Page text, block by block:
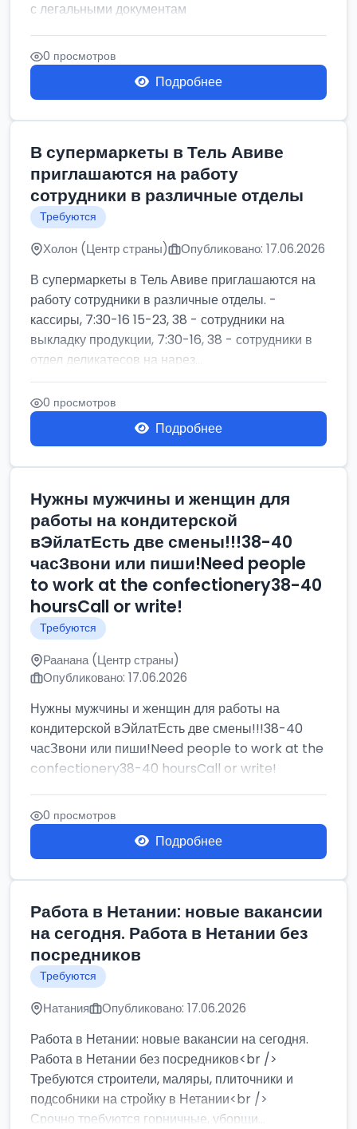
с легальными документам
0 просмотров
Подробнее
В супермаркеты в Тель Авиве
приглашаются на работу
сотрудники в различные отделы
Требуются
Холон (Центр страны) Опубликовано: 17.06.2026
В супермаркеты в Тель Авиве приглашаются на
работу сотрудники в различные отделы. -
кассиры, 7:30-16 15-23, 38 - сотрудники на
выкладку продукции, 7:30-16, 38 - сотрудники в
отдел деликатесов на нарез...
0 просмотров
Подробнее
Нужны мужчины и женщин для
работы на кондитерской
вЭйлатЕсть две смены!!!38-40
часЗвони или пиши!Need people
to work at the confectionery38-40
hoursCall or write!
Требуются
Раанана (Центр страны)
Опубликовано: 17.06.2026
Нужны мужчины и женщин для работы на
кондитерской вЭйлатЕсть две смены!!!38-40
часЗвони или пиши!Need people to work at the
confectionery38-40 hoursCall or write!
0 просмотров
Подробнее
Работа в Нетании: новые вакансии
на сегодня. Работа в Нетании без
посредников
Требуются
Натания Опубликовано: 17.06.2026
Работа в Нетании: новые вакансии на сегодня.
Работа в Нетании без посредников<br />
Требуются строители, маляры, плиточники и
подсобники на стройку в Нетании<br />
Срочно требуются горничные, уборщи...